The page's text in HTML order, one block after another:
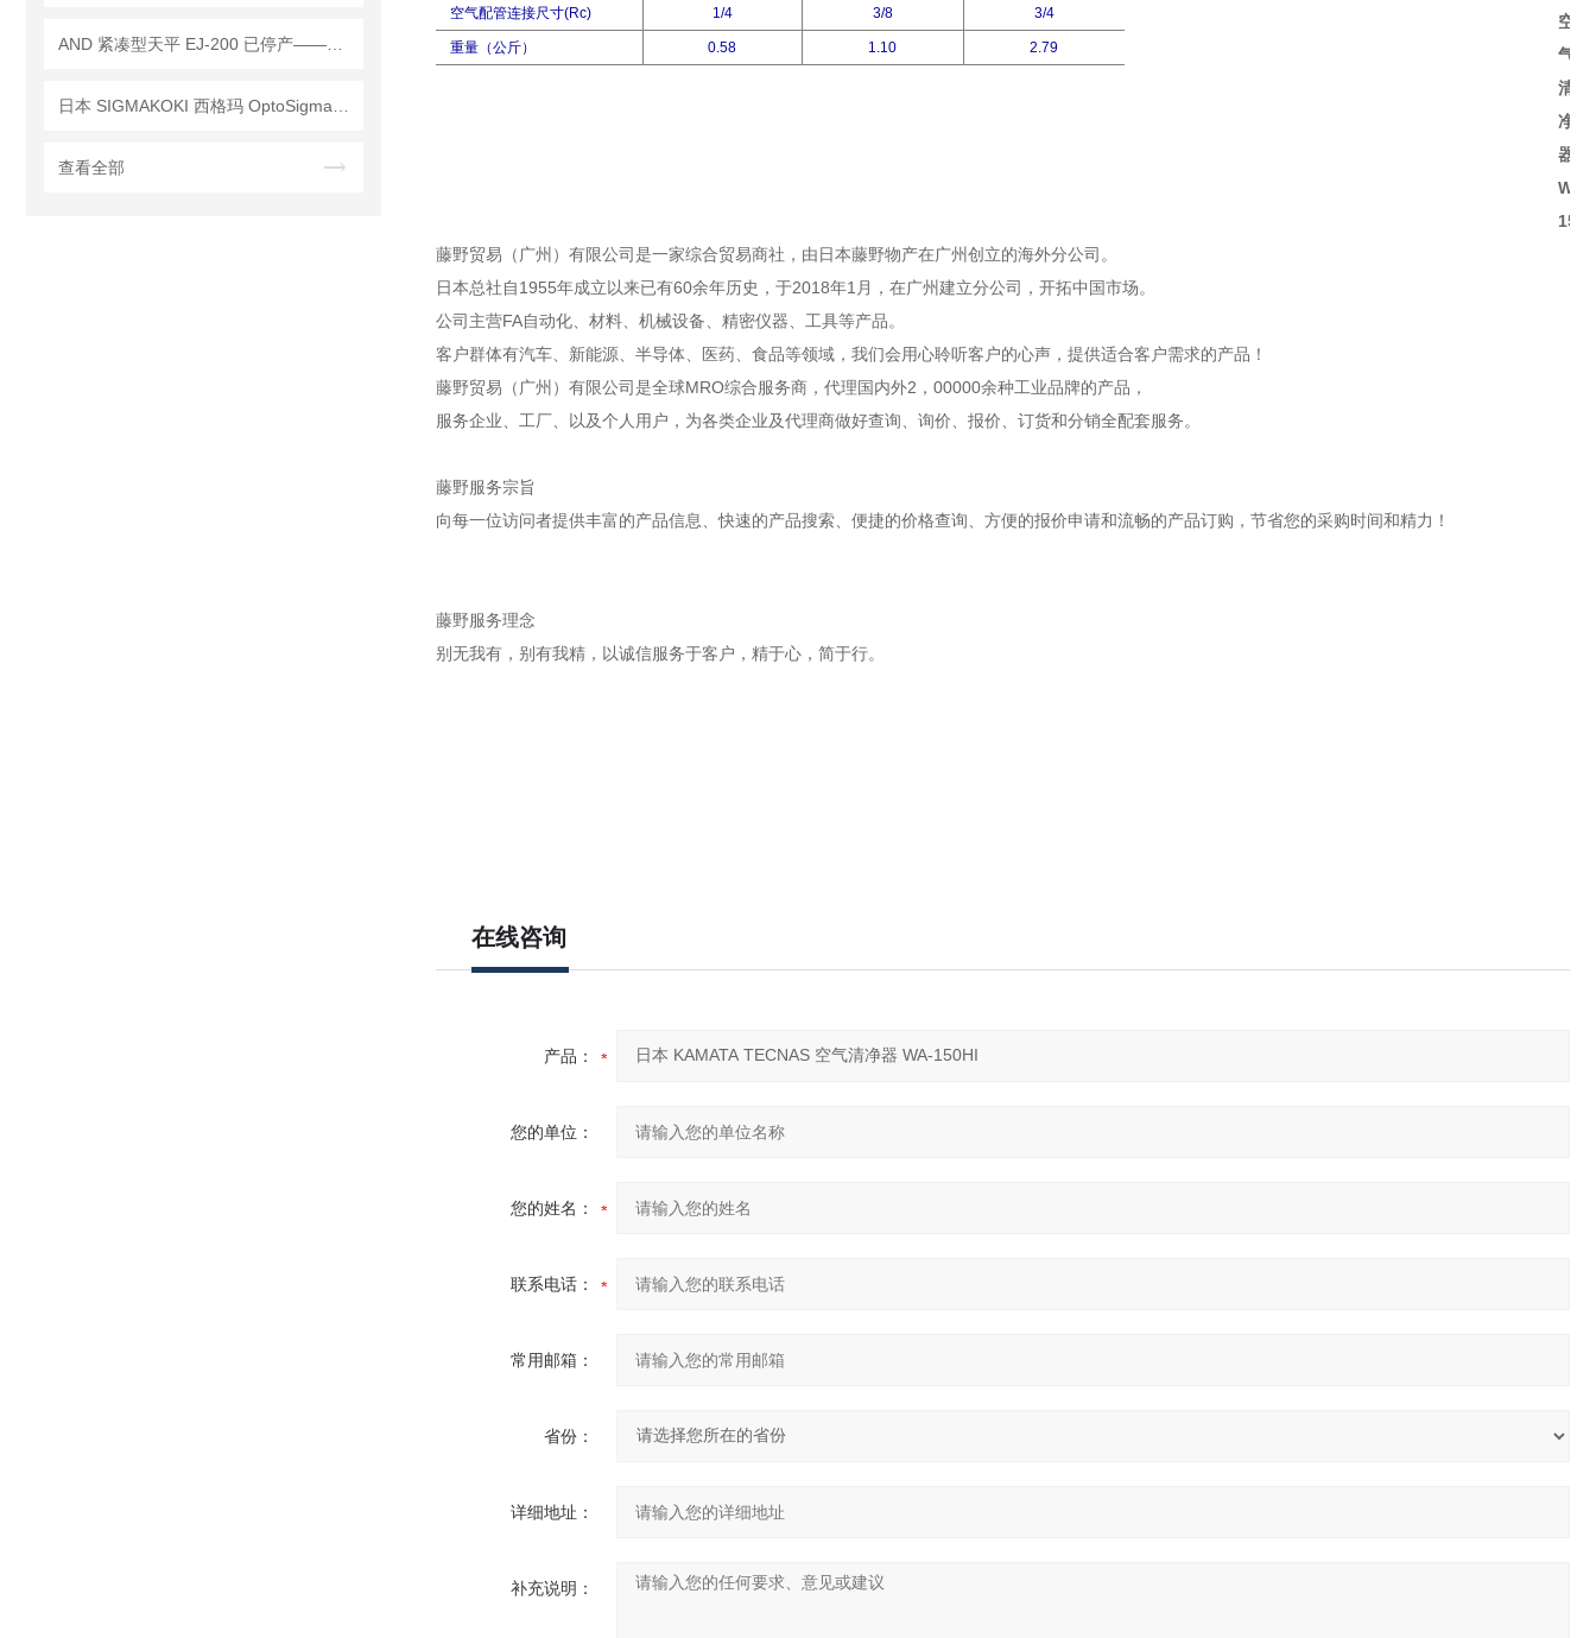
查看全部
空气配管连接尺寸(Rc) 1/4 3/8 3/4
重量（公斤） 0.58 1.10 2.79
空
气
清
净
器
WA-
藤野贸易（广州）有限公司是一家综合贸易商社，由日本藤野物产在广州创立的海外分公司。
日本总社自1955年成立以来已有60余年历史，于2018年1月，在广州建立分公司，开拓中国市场。
公司主营FA自动化、材料、机械设备、精密仪器、工具等产品。
客户群体有汽车、新能源、半导体、医药、食品等领域，我们会用心聆听客户的心声，提供适合客户需求的产品！
藤野贸易（广州）有限公司是全球MRO综合服务商，代理国内外2，00000余种工业品牌的产品，
服务企业、工厂、以及个人用户，为各类企业及代理商做好查询、询价、报价、订货和分销全配套服务。
藤野服务宗旨
向每一位访问者提供丰富的产品信息、快速的产品搜索、便捷的价格查询、方便的报价申请和流畅的产品订购，节省您的采购时间和精力！
藤野服务理念
别无我有，别有我精，以诚信服务于客户，精于心，简于行。
在线咨询
产品：
您的单位：
您的姓名：
联系电话：
常用邮箱：
省份：
详细地址：
补充说明：